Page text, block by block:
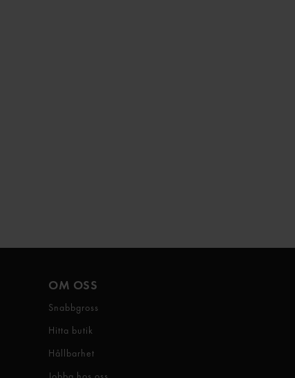
OM OSS
Snabbgross
Hitta butik
Hållbarhet